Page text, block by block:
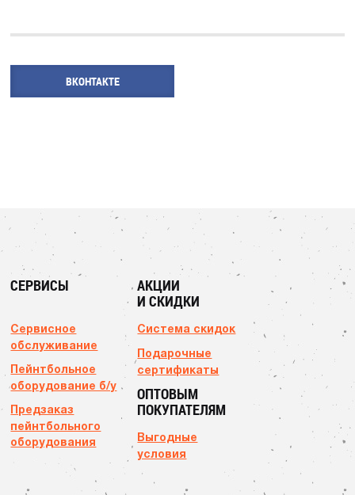
ВКОНТАКТЕ
СЕРВИСЫ
Сервисное
обслуживание
Пейнтбольное
оборудование б/у
Предзаказ
пейнтбольного
оборудования
АКЦИИ
И СКИДКИ
Система скидок
Подарочные
сертификаты
ОПТОВЫМ
ПОКУПАТЕЛЯМ
Выгодные
условия